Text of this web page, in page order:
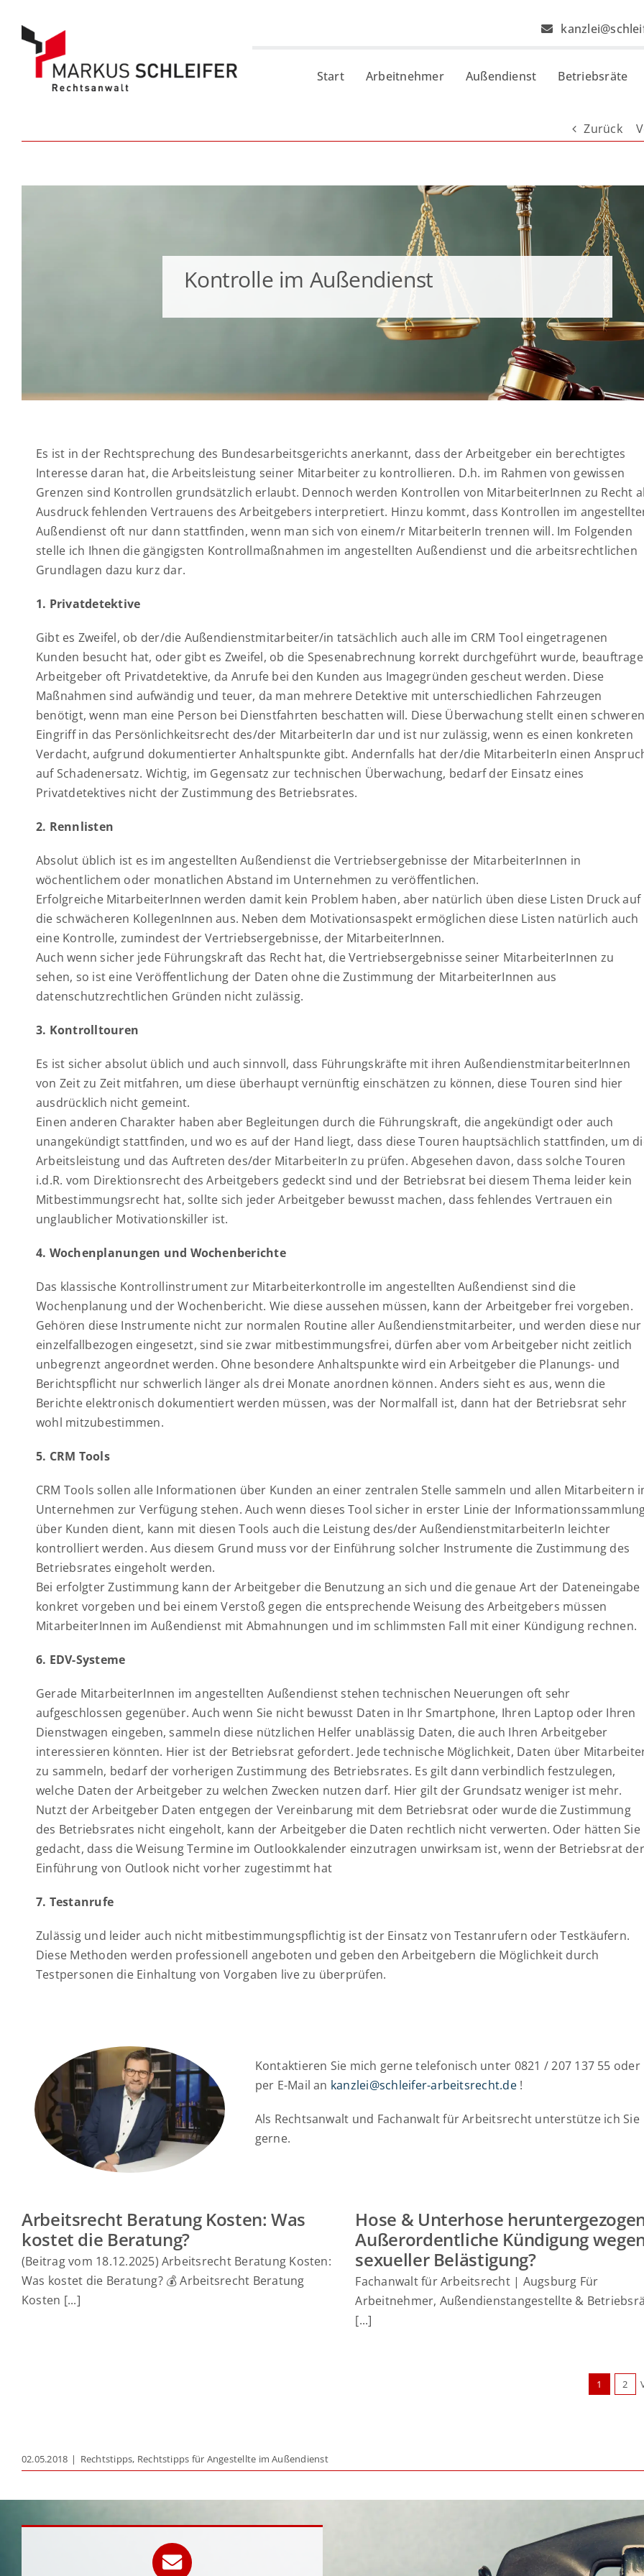
Inhalt
springen
Start Arbeitnehmer Außendienst Betriebsräte
Zurück
Kontrolle im Außendienst
Es ist in der Rechtsprechung des Bundesarbeitsgerichts anerkannt, dass der Arbeitgeber ein berechtigtes
Interesse daran hat, die Arbeitsleistung seiner Mitarbeiter zu kontrollieren. D.h. im Rahmen von gewissen
Grenzen sind Kontrollen grundsätzlich erlaubt. Dennoch werden Kontrollen von MitarbeiterInnen zu Recht
Ausdruck fehlenden Vertrauens des Arbeitgebers interpretiert. Hinzu kommt, dass Kontrollen im
Außendienst oft nur dann stattfinden, wenn man sich von einem/r MitarbeiterIn trennen will. Im Folgenden
stelle ich Ihnen die gängigsten Kontrollmaßnahmen im angestellten Außendienst und die arbeitsrechtlichen
Grundlagen dazu kurz dar.
1. Privatdetektive
Gibt es Zweifel, ob der/die Außendienstmitarbeiter/in tatsächlich auch alle im CRM Tool eingetragenen
Kunden besucht hat, oder gibt es Zweifel, ob die Spesenabrechnung korrekt durchgeführt wurde,
Arbeitgeber oft Privatdetektive, da Anrufe bei den Kunden aus Imagegründen gescheut werden. Diese
Maßnahmen sind aufwändig und teuer, da man mehrere Detektive mit unterschiedlichen Fahrzeugen
benötigt, wenn man eine Person bei Dienstfahrten beschatten will. Diese Überwachung stellt einen
Eingriff in das Persönlichkeitsrecht des/der MitarbeiterIn dar und ist nur zulässig, wenn es einen konkreten
Verdacht, aufgrund dokumentierter Anhaltspunkte gibt. Andernfalls hat der/die MitarbeiterIn einen
auf Schadenersatz. Wichtig, im Gegensatz zur technischen Überwachung, bedarf der Einsatz eines
Privatdetektives nicht der Zustimmung des Betriebsrates.
2. Rennlisten
Absolut üblich ist es im angestellten Außendienst die Vertriebsergebnisse der MitarbeiterInnen in
wöchentlichem oder monatlichen Abstand im Unternehmen zu veröffentlichen.
Erfolgreiche MitarbeiterInnen werden damit kein Problem haben, aber natürlich üben diese Listen Druck auf
die schwächeren KollegenInnen aus. Neben dem Motivationsaspekt ermöglichen diese Listen natürlich auch
eine Kontrolle, zumindest der Vertriebsergebnisse, der MitarbeiterInnen.
Auch wenn sicher jede Führungskraft das Recht hat, die Vertriebsergebnisse seiner MitarbeiterInnen zu
sehen, so ist eine Veröffentlichung der Daten ohne die Zustimmung der MitarbeiterInnen aus
datenschutzrechtlichen Gründen nicht zulässig.
3. Kontrolltouren
Es ist sicher absolut üblich und auch sinnvoll, dass Führungskräfte mit ihren AußendienstmitarbeiterInnen
von Zeit zu Zeit mitfahren, um diese überhaupt vernünftig einschätzen zu können, diese Touren sind hier
ausdrücklich nicht gemeint.
Einen anderen Charakter haben aber Begleitungen durch die Führungskraft, die angekündigt oder auch
unangekündigt stattfinden, und wo es auf der Hand liegt, dass diese Touren hauptsächlich stattfinden, um
Arbeitsleistung und das Auftreten des/der MitarbeiterIn zu prüfen. Abgesehen davon, dass solche Touren
i.d.R. vom Direktionsrecht des Arbeitgebers gedeckt sind und der Betriebsrat bei diesem Thema leider kein
Mitbestimmungsrecht hat, sollte sich jeder Arbeitgeber bewusst machen, dass fehlendes Vertrauen ein
unglaublicher Motivationskiller ist.
4. Wochenplanungen und Wochenberichte
Das klassische Kontrollinstrument zur Mitarbeiterkontrolle im angestellten Außendienst sind die
Wochenplanung und der Wochenbericht. Wie diese aussehen müssen, kann der Arbeitgeber frei vorgeben.
Gehören diese Instrumente nicht zur normalen Routine aller Außendienstmitarbeiter, und werden diese nur
einzelfallbezogen eingesetzt, sind sie zwar mitbestimmungsfrei, dürfen aber vom Arbeitgeber nicht zeitlich
unbegrenzt angeordnet werden. Ohne besondere Anhaltspunkte wird ein Arbeitgeber die Planungs- und
Berichtspflicht nur schwerlich länger als drei Monate anordnen können. Anders sieht es aus, wenn die
Berichte elektronisch dokumentiert werden müssen, was der Normalfall ist, dann hat der Betriebsrat sehr
wohl mitzubestimmen.
5. CRM Tools
CRM Tools sollen alle Informationen über Kunden an einer zentralen Stelle sammeln und allen Mitarbeitern
Unternehmen zur Verfügung stehen. Auch wenn dieses Tool sicher in erster Linie der
über Kunden dient, kann mit diesen Tools auch die Leistung des/der AußendienstmitarbeiterIn leichter
kontrolliert werden. Aus diesem Grund muss vor der Einführung solcher Instrumente die Zustimmung des
Betriebsrates eingeholt werden.
Bei erfolgter Zustimmung kann der Arbeitgeber die Benutzung an sich und die genaue Art der Dateneingabe
konkret vorgeben und bei einem Verstoß gegen die entsprechende Weisung des Arbeitgebers müssen
MitarbeiterInnen im Außendienst mit Abmahnungen und im schlimmsten Fall mit einer Kündigung rechnen.
6. EDV-Systeme
Gerade MitarbeiterInnen im angestellten Außendienst stehen technischen Neuerungen oft sehr
aufgeschlossen gegenüber. Auch wenn Sie nicht bewusst Daten in Ihr Smartphone, Ihren Laptop oder Ihren
Dienstwagen eingeben, sammeln diese nützlichen Helfer unablässig Daten, die auch Ihren Arbeitgeber
interessieren könnten. Hier ist der Betriebsrat gefordert. Jede technische Möglichkeit, Daten über
zu sammeln, bedarf der vorherigen Zustimmung des Betriebsrates. Es gilt dann verbindlich festzulegen,
welche Daten der Arbeitgeber zu welchen Zwecken nutzen darf. Hier gilt der Grundsatz weniger ist mehr.
Nutzt der Arbeitgeber Daten entgegen der Vereinbarung mit dem Betriebsrat oder wurde die Zustimmung
des Betriebsrates nicht eingeholt, kann der Arbeitgeber die Daten rechtlich nicht verwerten. Oder hätten Sie
gedacht, dass die Weisung Termine im Outlookkalender einzutragen unwirksam ist, wenn der Betriebsrat der
Einführung von Outlook nicht vorher zugestimmt hat
7. Testanrufe
Zulässig und leider auch nicht mitbestimmungspflichtig ist der Einsatz von Testanrufern oder Testkäufern.
Diese Methoden werden professionell angeboten und geben den Arbeitgebern die Möglichkeit durch
Testpersonen die Einhaltung von Vorgaben live zu überprüfen.
Kontaktieren Sie mich gerne telefonisch unter 0821 / 207 137 55 oder
per E-Mail an kanzlei@schleifer-arbeitsrecht.de!
Als Rechtsanwalt und Fachanwalt für Arbeitsrecht unterstütze ich Sie
gerne.
Arbeitsrecht Beratung Kosten: Was
kostet die Beratung?
(Beitrag vom 18.12.2025) Arbeitsrecht Beratung Kosten:
Was kostet die Beratung? 💰 Arbeitsrecht Beratung
Kosten [...]
Hose & Unterhose
Außerordentliche Kündigung
sexueller Belästigung?
Fachanwalt für Arbeitsrecht | Augsburg Für
Arbeitnehmer, Außendienstangestellte &
[...]
1 2
02.05.2018 | Rechtstipps, Rechtstipps für Angestellte im Außendienst